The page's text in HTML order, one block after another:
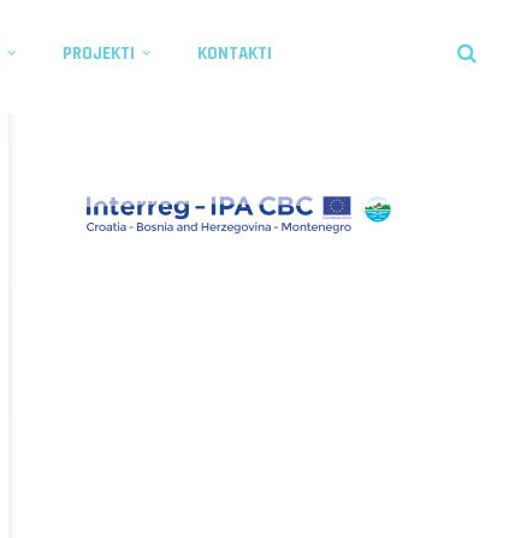
PROJEKTI KONTAKTI